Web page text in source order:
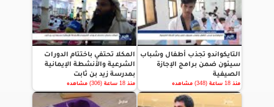
التايكواندو تجذب أطفال وشباب
سيئون ضمن برامج الإجازة
الصيفية
منذ 18 ساعة (348) مشاهده
المكلا تحتفي باختتام الدورات
الشرعية والأنشطة الإيمانية
بمدرسة زيد بن ثابت
منذ 18 ساعة (306) مشاهده